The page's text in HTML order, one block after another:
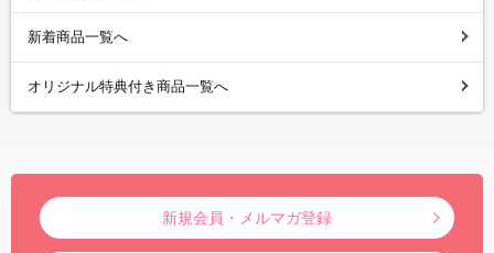
新着商品一覧へ
オリジナル特典付き商品一覧へ
新規会員・メルマガ登録